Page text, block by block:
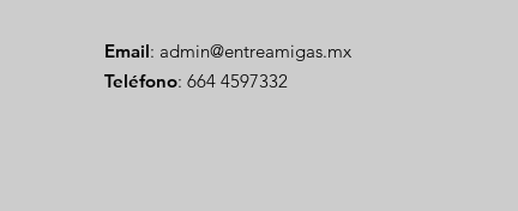
Email: admin@entreamigas.mx
Teléfono: 664 4597332